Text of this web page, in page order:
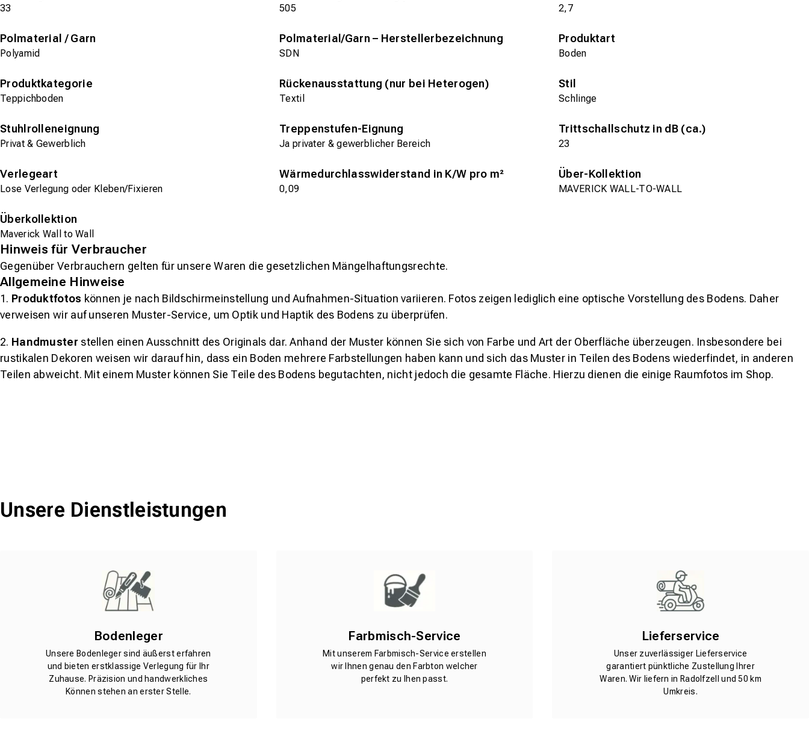
33 505 2,7
Polmaterial / Garn
Polyamid
Polmaterial/Garn – Herstellerbezeichnung
SDN
Produktart
Boden
Produktkategorie
Teppichboden
Rückenausstattung (nur bei Heterogen)
Textil
Stil
Schlinge
Stuhlrolleneignung
Privat & Gewerblich
Treppenstufen-Eignung
Ja privater & gewerblicher Bereich
Trittschallschutz in dB (ca.)
23
Verlegeart
Lose Verlegung oder Kleben/Fixieren
Wärmedurchlasswiderstand in K/W pro m²
0,09
Über-Kollektion
MAVERICK WALL-TO-WALL
Überkollektion
Maverick Wall to Wall
Hinweis für Verbraucher
Gegenüber Verbrauchern gelten für unsere Waren die gesetzlichen Mängelhaftungsrechte.
Allgemeine Hinweise
1. Produktfotos können je nach Bildschirmeinstellung und Aufnahmen-Situation variieren. Fotos zeigen lediglich eine optische Vorstellung des Bodens. Daher
verweisen wir auf unseren Muster-Service, um Optik und Haptik des Bodens zu überprüfen.
2. Handmuster stellen einen Ausschnitt des Originals dar. Anhand der Muster können Sie sich von Farbe und Art der Oberfläche überzeugen. Insbesondere bei
rustikalen Dekoren weisen wir darauf hin, dass ein Boden mehrere Farbstellungen haben kann und sich das Muster in Teilen des Bodens wiederfindet, in anderen
Teilen abweicht. Mit einem Muster können Sie Teile des Bodens begutachten, nicht jedoch die gesamte Fläche. Hierzu dienen die einige Raumfotos im Shop.
Unsere Dienstleistungen
Bodenleger
Unsere Bodenleger sind äußerst erfahren
und bieten erstklassige Verlegung für Ihr
Zuhause. Präzision und handwerkliches
Können stehen an erster Stelle.
Farbmisch-Service
Mit unserem Farbmisch-Service erstellen
wir Ihnen genau den Farbton welcher
perfekt zu Ihen passt.
Lieferservice
Unser zuverlässiger Lieferservice
garantiert pünktliche Zustellung Ihrer
Waren. Wir liefern in Radolfzell und 50 km
Umkreis.